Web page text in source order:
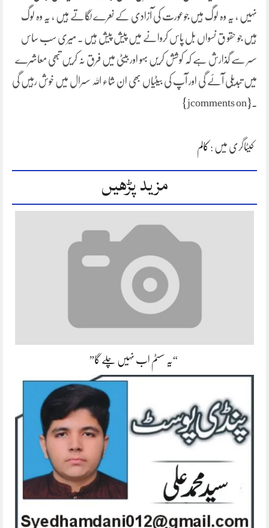
نہیں ، یہ وہ لوگ ہیں جوعورت کی آزادی کے نعرے لگاتے ہیں ، یہ وہ لوگ
ہیں جو حقو ق نسواں بل پاس کروانے میں پیش پیش ہیں ۔ میری سب ساس
سسر سے گذارش ہے کہ کوشش کریں بہو اور بیٹی میں فرق نہ کریں تبھی معاشرے
میں تبدیلی آئے گی اور آپ کی بیٹیاں بھی ان شاء اللہ سسرال میں خوش رہیں گی
۔{jcomments on}
کیٹاگری میں : کالم
مزید پڑھیں
“یہ سسٹم اب نہیں چلے گا”